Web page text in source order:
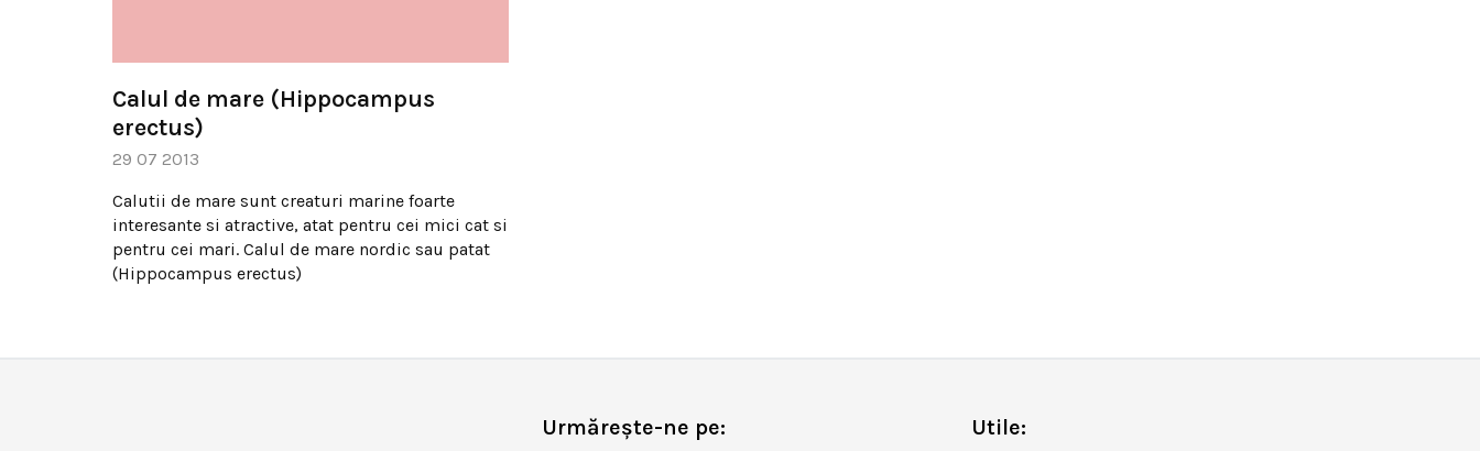
Calul de mare (Hippocampus
erectus)
29 07 2013
Calutii de mare sunt creaturi marine foarte
interesante si atractive, atat pentru cei mici cat si
pentru cei mari. Calul de mare nordic sau patat
(Hippocampus erectus)
Urmărește-ne pe: Utile: